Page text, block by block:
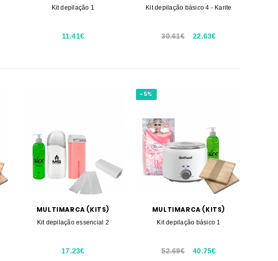
Kit depilação 1
11.41€
Kit depilação básico 4 - Karite
30.61€ 22.63€
MULTIMARCA (KITS)
Kit depilação essencial 2
17.23€
-5%
MULTIMARCA (KITS)
Kit depilação básico 1
52.69€ 40.75€